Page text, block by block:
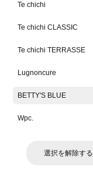
Te chichi
Te chichi CLASSIC
Te chichi TERRASSE
Lugnoncure
BETTY'S BLUE
Wpc.
選択を解除する